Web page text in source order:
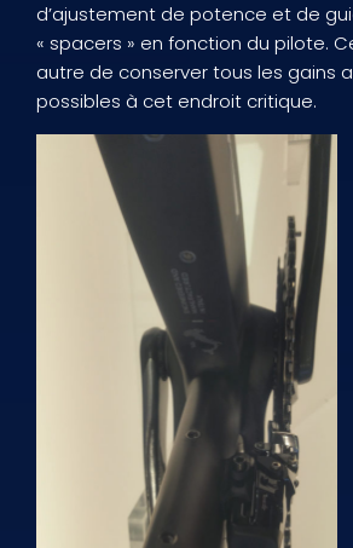
d’ajustement de potence et de
« spacers » en fonction du pilote.
autre de conserver tous les gains
possibles à cet endroit critique.